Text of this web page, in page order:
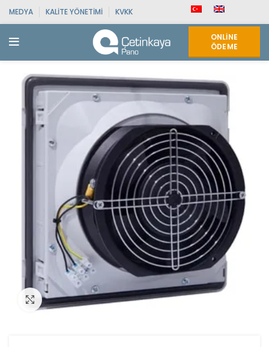
MEDYA KALITE YÖNETIMI KVKK
ONLINE
ÖDEME
Click to enlarge